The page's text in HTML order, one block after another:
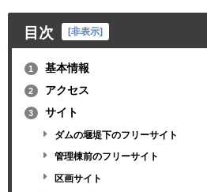
目次 [非表示]
1 基本情報
2 アクセス
3 サイト
ダムの堰堤下のフリーサイト
管理棟前のフリーサイト
区画サイト